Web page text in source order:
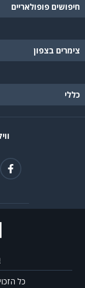
חיפושים פופולאריים
צימרים בצפון
כללי
כל